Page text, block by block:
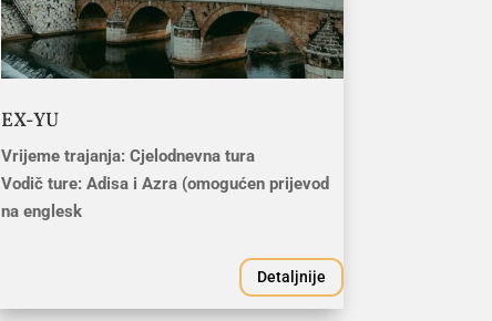
EX-YU
Vrijeme trajanja: Cjelodnevna tura
Vodič ture: Adisa i Azra (omogućen prijevod
na englesk
Detaljnije